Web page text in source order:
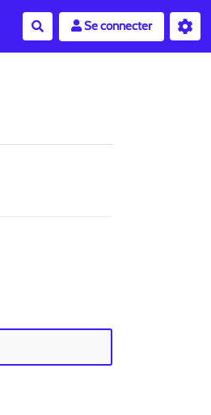
RechercherSe connecter